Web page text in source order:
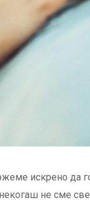
искрено да
не сме